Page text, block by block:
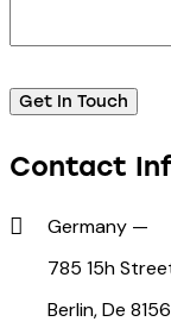
Contact
Germany —
785 15h
Berlin, De